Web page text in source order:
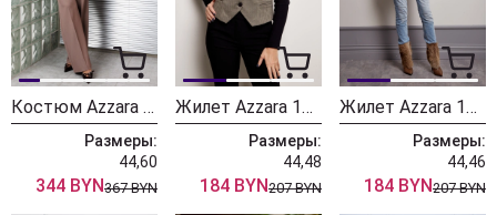
Костюм Azzara 10004К мокко
Размеры:
44,60
344 BYN367 BYN
Жилет Azzara 1030Е бежевый
Размеры:
44,48
184 BYN207 BYN
Жилет Azzara 1030 бежевый
Размеры:
44,46
184 BYN207 BYN